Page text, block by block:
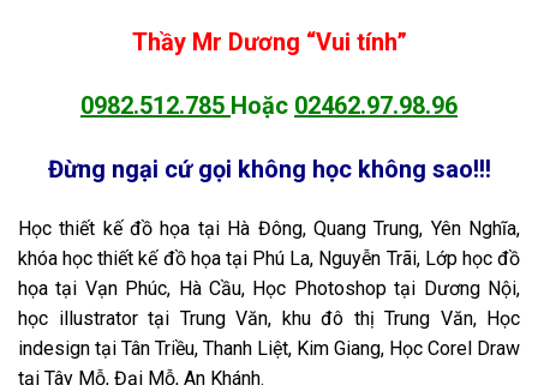
0982.512.785 Hoặc 02462.97.98.96
Đừng ngại cứ gọi không học không sao!!!
khóa học thiết kế đồ họa tại Phú La, Nguyễn Trãi, Lớp học đồ
họa tại Vạn Phúc, Hà Cầu, Học Photoshop tại Dương Nội,
học illustrator tại Trung Văn, khu đô thị Trung Văn, Học
indesign tại Tân Triều, Thanh Liệt, Kim Giang, Học Corel Draw
tại Tây Mỗ, Đại Mỗ, An Khánh.